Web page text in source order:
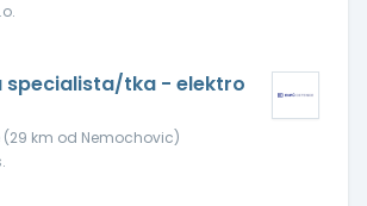
specialista/tka - elektro
(29 km od Nemochovic)